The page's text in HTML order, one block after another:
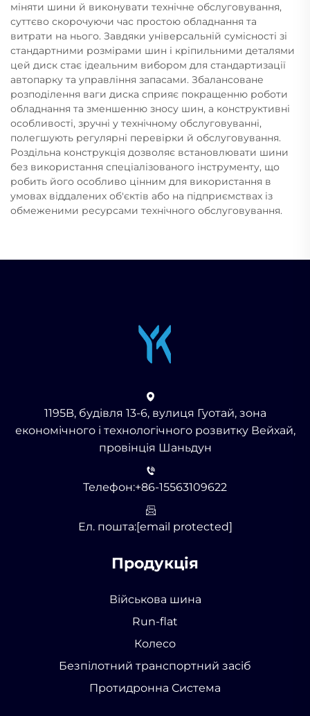
міняти шини й виконувати технічне обслуговування,
суттєво скорочуючи час простою обладнання та
витрати на нього. Завдяки універсальній сумісності зі
стандартними розмірами шин і кріпильними деталями
цей диск стає ідеальним вибором для стандартизації
автопарку та управління запасами. Збалансоване
розподілення ваги диска сприяє покращенню роботи
обладнання та зменшенню зносу шин, а конструктивні
особливості, зручні у технічному обслуговуванні,
полегшують регулярні перевірки й обслуговування.
Роздільна конструкція дозволяє встановлювати шини
без використання спеціалізованого інструменту, що
робить його особливо цінним для використання в
умовах віддалених об'єктів або на підприємствах із
обмеженими ресурсами технічного обслуговування.
1195B, будівля 13-6, вулиця Гуотай, зона
економічного і технологічного розвитку Вейхай,
провінція Шаньдун
Телефон:+86-15563109622
Ел. пошта:[email protected]
Продукція
Військова шина
Run-flat
Колесо
Безпілотний транспортний засіб
Протидронна Система